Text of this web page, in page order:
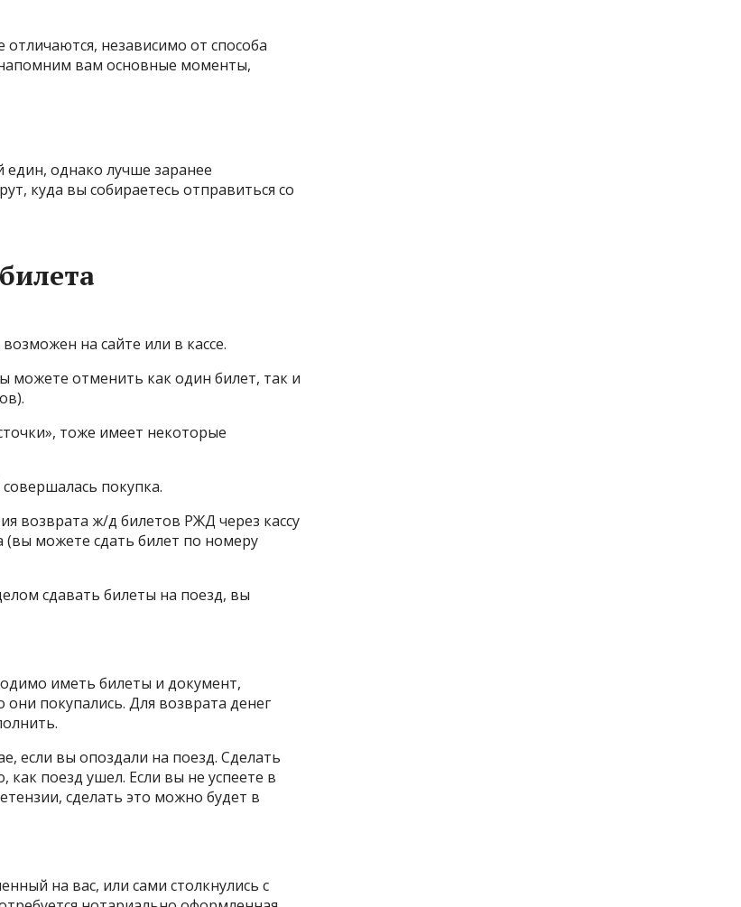
независимо от способа
напомним вам основные моменты,
однако лучше заранее
куда вы собираетесь отправиться со
на сайте или в кассе.
можете отменить как один билет, так и
тоже имеет некоторые
покупка.
возврата ж/д билетов РЖД через кассу
можете сдать билет по номеру
сдавать билеты на поезд, вы
иметь билеты и документ,
покупались. Для возврата денег
если вы опоздали на поезд. Сделать
как поезд ушел. Если вы не успеете в
сделать это можно будет в
на вас, или сами столкнулись с